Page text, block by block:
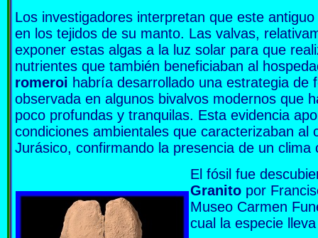
Los investigadores interpretan que este
en los tejidos de su manto. Las valvas,
exponer estas algas a la luz solar para que
nutrientes que también beneficiaban al
romeroi habría desarrollado una estrategia de
observada en algunos bivalvos modernos que
poco profundas y tranquilas. Esta evidencia
condiciones ambientales que caracterizaban al
Jurásico, confirmando la presencia de un clima
El fósil fue
Granito por
Museo Carmen
cual la especie